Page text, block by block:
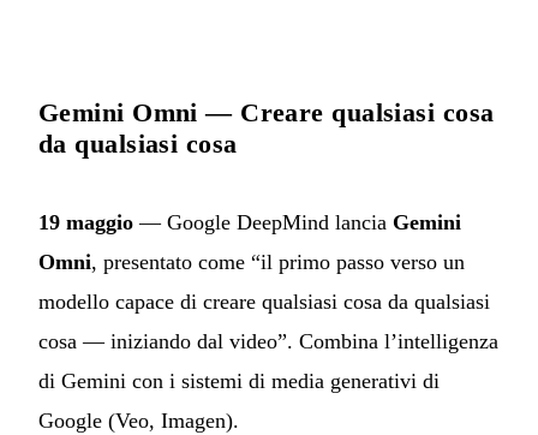
Gemini Omni — Creare qualsiasi cosa
da qualsiasi cosa
19 maggio — Google DeepMind lancia Gemini
Omni, presentato come “il primo passo verso un
modello capace di creare qualsiasi cosa da qualsiasi
cosa — iniziando dal video”. Combina l’intelligenza
di Gemini con i sistemi di media generativi di
Google (Veo, Imagen).